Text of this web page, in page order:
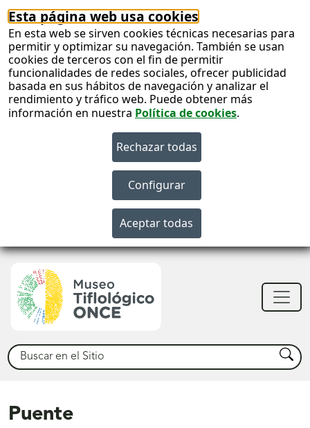
Esta página web usa cookies
En esta web se sirven cookies técnicas necesarias para
permitir y optimizar su navegación. También se usan
cookies de terceros con el fin de permitir
funcionalidades de redes sociales, ofrecer publicidad
basada en sus hábitos de navegación y analizar el
rendimiento y tráfico web. Puede obtener más
información en nuestra Política de cookies.
Buscar Buscar
Puente